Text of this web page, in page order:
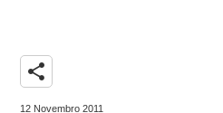
share
12 Novembro 2011